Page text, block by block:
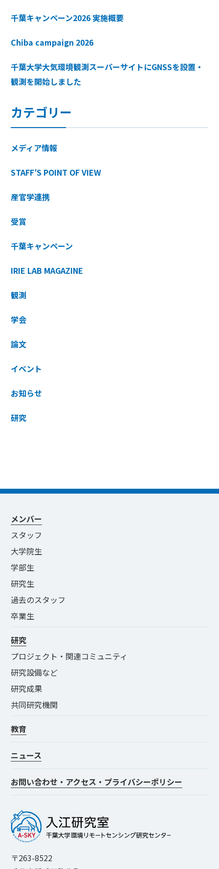
千葉キャンペーン2026 実施概要
Chiba campaign 2026
千葉大学大気環境観測スーパーサイトにGNSSを設置・
観測を開始しました
カテゴリー
メディア情報
STAFF′S POINT OF VIEW
産官学連携
受賞
千葉キャンペーン
IRIE LAB MAGAZINE
観測
学会
論文
イベント
お知らせ
研究
〒263-8522
メンバー
スタッフ
大学院生
学部生
研究生
過去のスタッフ
卒業生
研究
プロジェクト・関連コミュニティ
研究設備など
研究成果
共同研究機関
教育
ニュース
お問い合わせ・アクセス・プライバシーポリシー